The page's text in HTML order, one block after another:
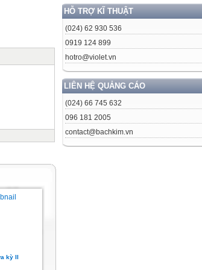
HỖ TRỢ KĨ THUẬT
(024) 62 930 536
0919 124 899
hotro@violet.vn
LIÊN HỆ QUẢNG CÁO
(024) 66 745 632
096 181 2005
contact@bachkim.vn
kỳ II